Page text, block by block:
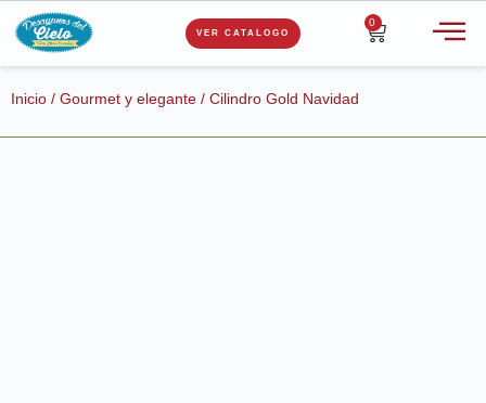
VER CATALOGO
0
Inicio / Gourmet y elegante / Cilindro Gold Navidad